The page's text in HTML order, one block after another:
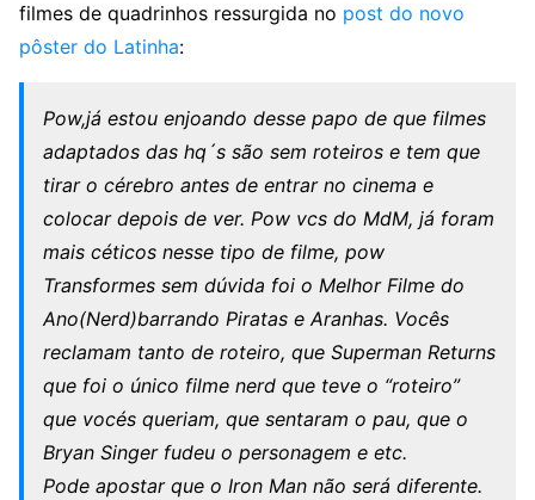
filmes de quadrinhos ressurgida no post do novo
pôster do Latinha:
Pow,já estou enjoando desse papo de que filmes
adaptados das hq´s são sem roteiros e tem que
tirar o cérebro antes de entrar no cinema e
colocar depois de ver. Pow vcs do MdM, já foram
mais céticos nesse tipo de filme, pow
Transformes sem dúvida foi o Melhor Filme do
Ano(Nerd)barrando Piratas e Aranhas. Vocês
reclamam tanto de roteiro, que Superman Returns
que foi o único filme nerd que teve o “roteiro”
que vocés queriam, que sentaram o pau, que o
Bryan Singer fudeu o personagem e etc.
Pode apostar que o Iron Man não será diferente.